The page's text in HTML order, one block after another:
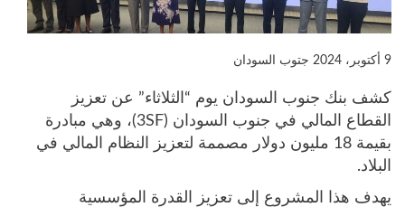
9 أكتوبر، 2024 جتوب السودان
كشف بنك جنوب السودان يوم “الثلاثاء” عن تعزيز
القطاع المالي في جنوب السودان (3SF)، وهي مبادرة
بقيمة 18 مليون دولار مصممة لتعزيز النظام المالي في
البلاد.
يهدف هذا المشروع إلى تعزيز القدرة المؤسسية